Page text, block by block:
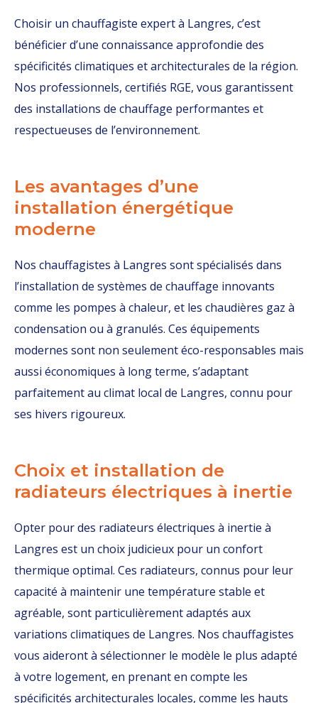
Choisir un chauffagiste expert à Langres, c’est
bénéficier d’une connaissance approfondie des
spécificités climatiques et architecturales de la région.
Nos professionnels, certifiés RGE, vous garantissent
des installations de chauffage performantes et
respectueuses de l’environnement.
Les avantages d’une
installation énergétique
moderne
Nos chauffagistes à Langres sont spécialisés dans
l’installation de systèmes de chauffage innovants
comme les pompes à chaleur, et les chaudières gaz à
condensation ou à granulés. Ces équipements
modernes sont non seulement éco-responsables mais
aussi économiques à long terme, s’adaptant
parfaitement au climat local de Langres, connu pour
ses hivers rigoureux.
Choix et installation de
radiateurs électriques à inertie
Opter pour des radiateurs électriques à inertie à
Langres est un choix judicieux pour un confort
thermique optimal. Ces radiateurs, connus pour leur
capacité à maintenir une température stable et
agréable, sont particulièrement adaptés aux
variations climatiques de Langres. Nos chauffagistes
vous aideront à sélectionner le modèle le plus adapté
à votre logement, en prenant en compte les
spécificités architecturales locales, comme les hauts